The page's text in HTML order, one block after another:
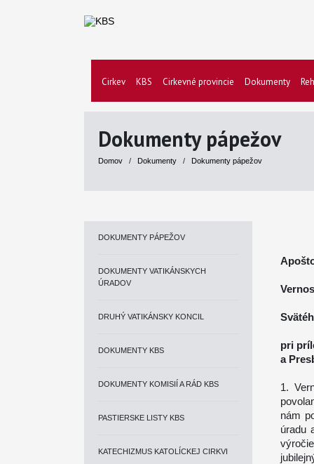
Cirkev KBS Cirkevné provincie Dokumenty
Dokumenty pápežov
Domov / Dokumenty / Dokumenty pápežov
DOKUMENTY PÁPEŽOV
DOKUMENTY VATIKÁNSKYCH
ÚRADOV
DRUHÝ VATIKÁNSKY KONCIL
DOKUMENTY KBS
DOKUMENTY KOMISIÍ A RÁD KBS
PASTIERSKE LISTY KBS
KATECHIZMUS KATOLÍCKEJ CIRKVI
pri
a
1.
nám
úradu